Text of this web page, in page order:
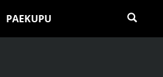
PAEKUPU